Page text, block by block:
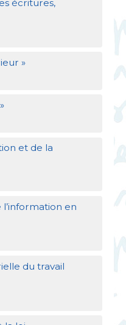
écritures,
»
»
et de la
l’information en
du travail